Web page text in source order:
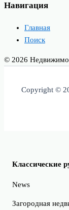
Навигация
Главная
Поиск
© 2026
Copyright ©
Классические
News
Загородная